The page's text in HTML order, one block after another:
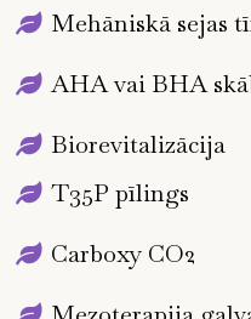
Mehāniskā sejas
AHA vai BHA
Biorevitalizācija
T35P pīlings
Carboxy CO2